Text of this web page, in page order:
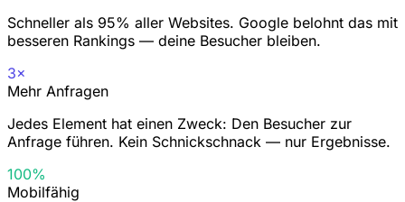
Schneller als 95% aller Websites. Google belohnt das mit
besseren Rankings — deine Besucher bleiben.
3×
Mehr Anfragen
Jedes Element hat einen Zweck: Den Besucher zur
Anfrage führen. Kein Schnickschnack — nur Ergebnisse.
100%
Mobilfähig